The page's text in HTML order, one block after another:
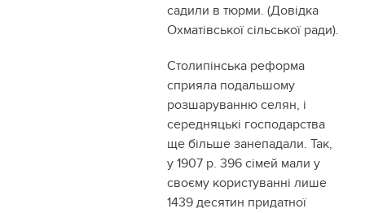
садили в тюрми. (Довідка
Охматівської сільської ради).
Столипінська реформа
сприяла подальшому
розшаруванню селян, і
середняцькі господарства
ще більше занепадали. Так,
у 1907 р. 396 сімей мали у
своєму користуванні лише
1439 десятин придатної